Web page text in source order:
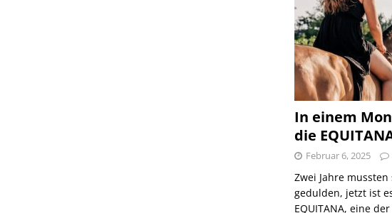
In einem
die
Februar 6, 2025
Zwei Jahre
gedulden, jetzt ist
EQUITANA, eine